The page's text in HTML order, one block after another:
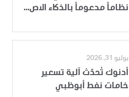
نظاماً مدعوماً بالذكاء الاص...
يوليو 31, 2026
أدنوك تُحدّث آلية تسعير
خامات نفط أبوظبي